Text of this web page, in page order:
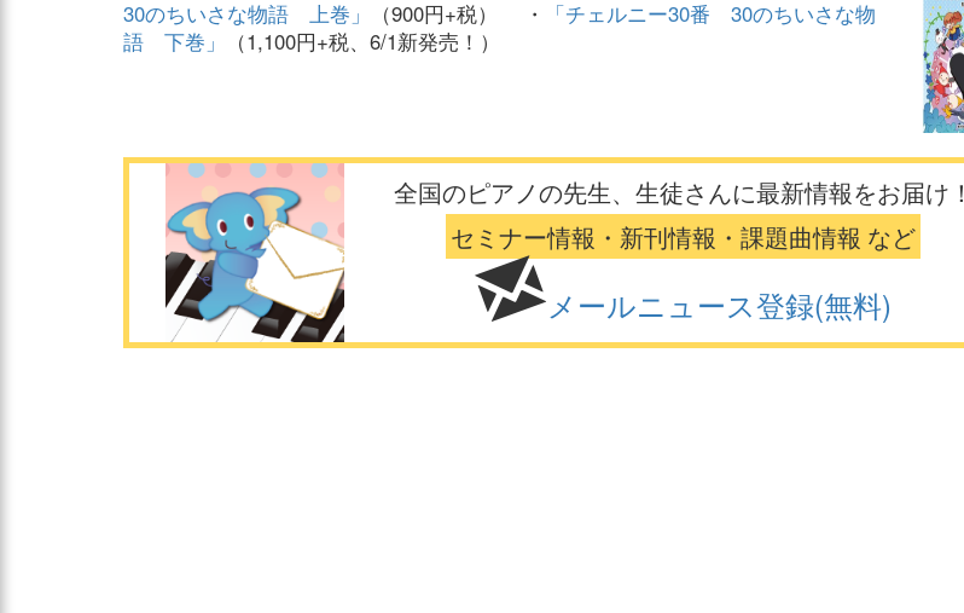
30のちいさな物語 上巻」
（900円+税） ・
「チェルニー30番 30のちいさな物
語 下巻」
（1,100円+税、6/1新発売！）
全国のピアノの先生、生徒さんに最新情報をお届け！
セミナー情報・新刊情報・課題曲情報 など
メールニュース登録(無料)